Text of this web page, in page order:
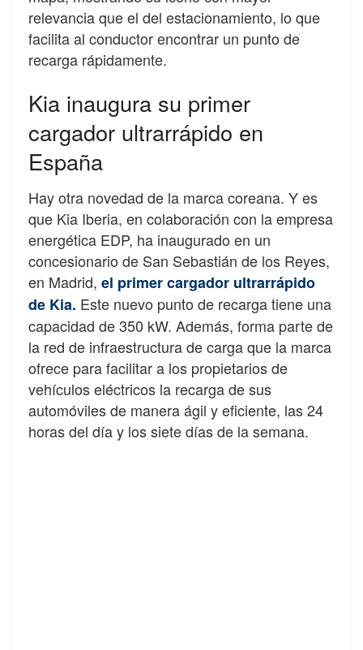
relevancia que el del estacionamiento, lo que
facilita al conductor encontrar un punto de
recarga rápidamente.
Kia inaugura su primer
cargador ultrarrápido en
España
Hay otra novedad de la marca coreana. Y es
que Kia Iberia, en colaboración con la empresa
energética EDP, ha inaugurado en un
concesionario de San Sebastián de los Reyes,
en Madrid, el primer cargador ultrarrápido
de Kia. Este nuevo punto de recarga tiene una
capacidad de 350 kW. Además, forma parte de
la red de infraestructura de carga que la marca
ofrece para facilitar a los propietarios de
vehículos eléctricos la recarga de sus
automóviles de manera ágil y eficiente, las 24
horas del día y los siete días de la semana.